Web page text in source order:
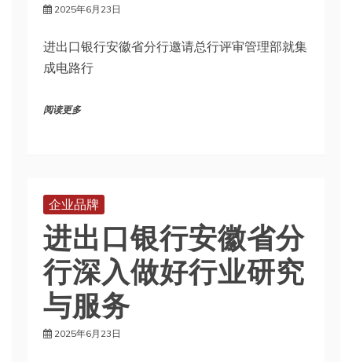
2025年6月23日
进出口银行安徽省分行邀请总行评审管理部就集
成电路行
阅读更多
企业品牌
进出口银行安徽省分
行深入做好行业研究
与服务
2025年6月23日